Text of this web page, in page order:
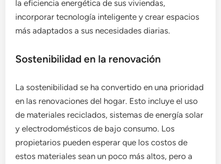
la eficiencia energética de sus viviendas,
incorporar tecnología inteligente y crear espacios
más adaptados a sus necesidades diarias.
Sostenibilidad en la renovación
La sostenibilidad se ha convertido en una prioridad
en las renovaciones del hogar. Esto incluye el uso
de materiales reciclados, sistemas de energía solar
y electrodomésticos de bajo consumo. Los
propietarios pueden esperar que los costos de
estos materiales sean un poco más altos, pero a